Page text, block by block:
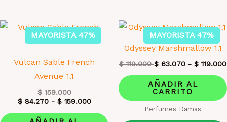
MAYORISTA 47%
Vulcan Sable French
Avenue 1.1
$159.000
$84.270- $159.000
MAYORISTA 47%
Odyssey Marshmallow 1.1
$119.000 $ 63.070 - $ 119.000
AÑADIR AL
CARRITO
Perfumes Damas